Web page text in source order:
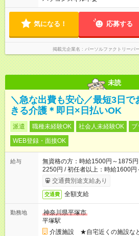
気になる！ 応募する
掲載元企業名 パーソルファクトリーパ
未読
＼急な出費も安心／最短3日で
きる介護＊即日×日払いOK
派遣 職種未経験OK 社会人未経験OK
ブ
WEB登録・面接OK
給与
無資格の方：時給1500円～1875
2250円 / 初任者以上：時給
日収例：1万2000円（時給1500円
交通費別途支給あり
交通費 全額支給
勤務地
神奈川県平塚市
平塚駅
介護施設 ★自宅近くの施設な